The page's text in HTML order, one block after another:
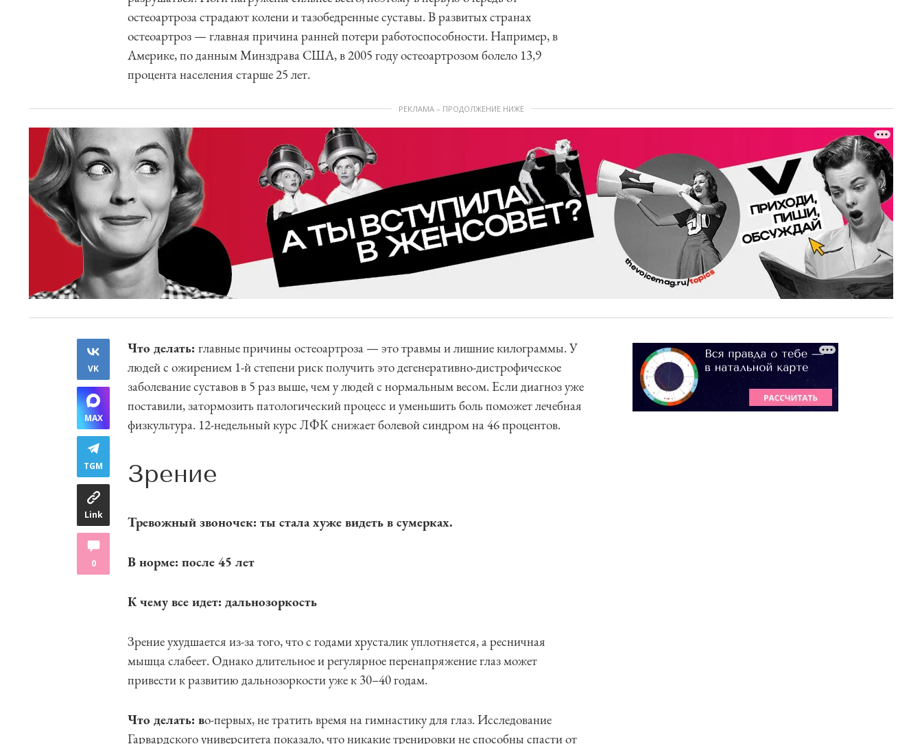
остеоартроза страдают колени и тазобедренные суставы. В развитых странах
остеоартроз — главная причина ранней потери работоспособности. Например, в
Америке, по данным Минздрава США, в 2005 году остеоартрозом болело 13,9
процента населения старше 25 лет.
РЕКЛАМА – ПРОДОЛЖЕНИЕ НИЖЕ
VK
MAX
TGM
Link
0
Что делать: главные причины остеоартроза — это травмы и лишние килограммы. У
людей с ожирением 1-й степени риск получить это дегенеративно-дистрофическое
заболевание суставов в 5 раз выше, чем у людей с нормальным весом. Если диагноз уже
поставили, затормозить патологический процесс и уменьшить боль поможет лечебная
физкультура. 12-недельный курс ЛФК снижает болевой синдром на 46 процентов.
Зрение
Тревожный звоночек: ты стала хуже видеть в сумерках.
В норме: после 45 лет
К чему все идет: дальнозоркость
Зрение ухудшается из-за того, что с годами хрус­талик уплотняется, а ресничная
мышца слабеет. Однако длительное и регулярное перенапряжение глаз может
привести к развитию дальнозоркости уже к 30–40 годам.
Что делать: во-первых, не тратить время на гимнастику для глаз. Исследование
Гарвардского университета показало, что никакие тренировки не способны спасти от